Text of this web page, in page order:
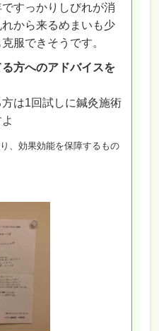
すっかりしびれが消
から来るめまいも少
服できそうです。
方へのアドバイスを
は1回試しに鍼灸施術
、効果効能を保障するもの